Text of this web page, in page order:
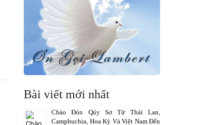
Bài viết mới nhất
Chào Đón Qúy Sơ Từ Thái Lan,
Camphuchia, Hoa Kỳ Và Việt Nam Đến